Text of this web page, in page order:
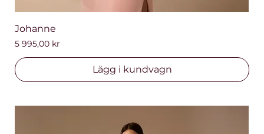
Johanne
Pris
5 995,00 kr
Lägg i kundvagn